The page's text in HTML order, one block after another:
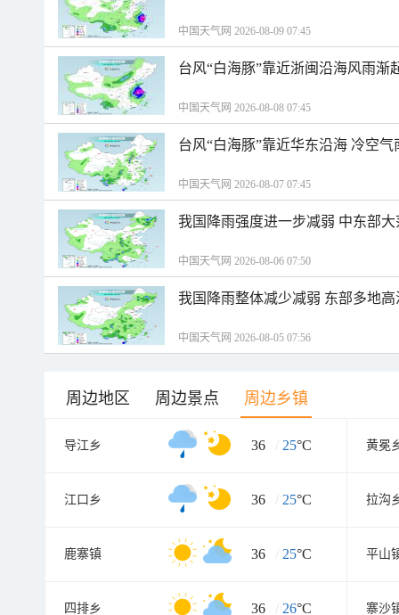
中国天气网 2026-08-09 07:45
台风“白海豚”靠近浙闽沿海风雨渐
中国天气网 2026-08-08 07:45
台风“白海豚”靠近华东沿海 冷空
中国天气网 2026-08-07 07:45
我国降雨强度进一步减弱 中东部
中国天气网 2026-08-06 07:50
我国降雨整体减少减弱 东部多地
中国天气网 2026-08-05 07:56
周边地区 周边景点 周边乡镇
导江乡 36 / 25°C 黄冕
江口乡 36 / 25°C 拉沟
鹿寨镇 36 / 25°C 平山
四排乡 36 / 26°C 寨沙